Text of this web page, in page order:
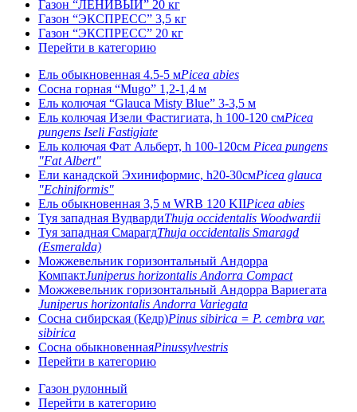
Газон “ЛЕНИВЫЙ” 20 кг
Газон “ЭКСПРЕСС” 3,5 кг
Газон “ЭКСПРЕСС” 20 кг
Перейти в категорию
Ель обыкновенная 4.5-5 мPicea abies
Сосна горная “Mugo” 1,2-1,4 м
Ель колючая “Glauca Misty Blue” 3-3,5 м
Ель колючая Изели Фастигиата, h 100-120 смPicea
pungens Iseli Fastigiate
Ель колючая Фат Альберт, h 100-120см Picea pungens
"Fat Albert"
Ели канадской Эхиниформис, h20-30смPicea glauca
"Echiniformis"
Ель обыкновенная 3,5 м WRB 120 KIIPicea abies
Туя западная ВудвардиThuja occidentalis Woodwardii
Туя западная СмарагдThuja occidentalis Smaragd
(Esmeralda)
Можжевельник горизонтальный Андорра
КомпактJuniperus horizontalis Andorra Compact
Можжевельник горизонтальный Андорра Вариегата
Juniperus horizontalis Andorra Variegata
Сосна сибирская (Кедр)Pinus sibirica = P. cembra var.
sibirica
Сосна обыкновеннаяPinussylvestris
Перейти в категорию
Газон рулонный
Перейти в категорию